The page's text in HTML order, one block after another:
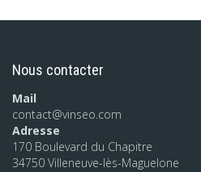
Nous contacter
Mail
contact@vinseo.com
Adresse
170 Boulevard du Chapitre
34750 Villeneuve-lès-Maguelone